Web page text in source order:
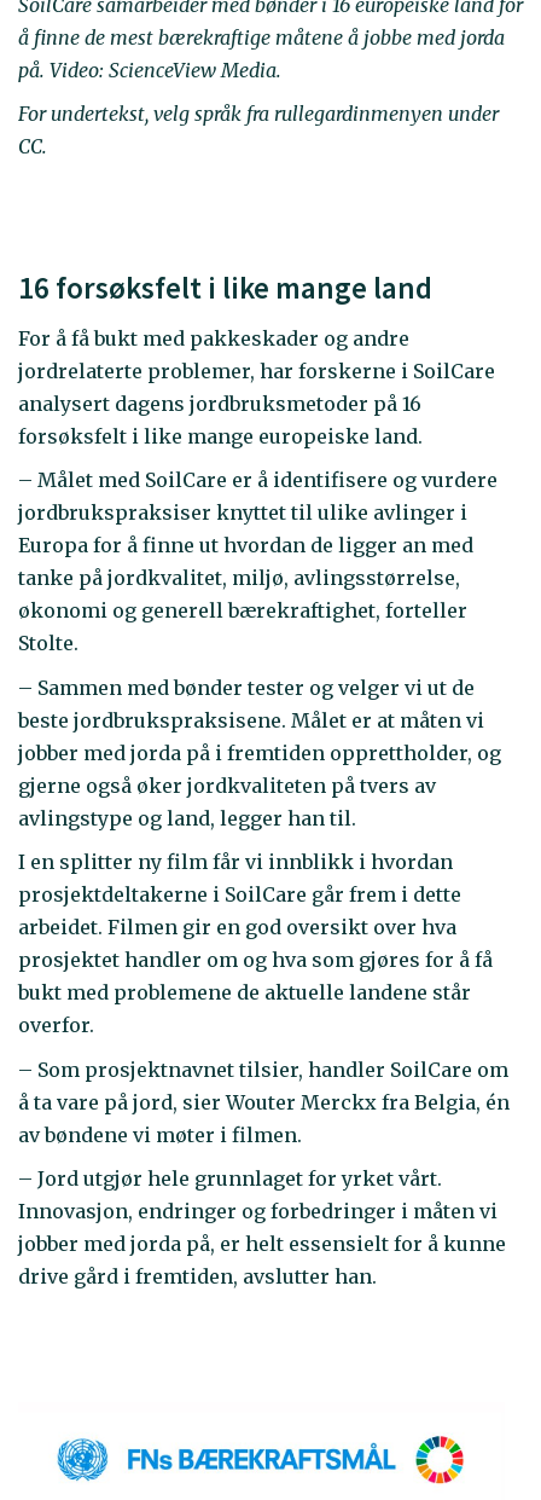
å finne de mest bærekraftige måtene å jobbe med jorda
på. Video: ScienceView Media.
For undertekst, velg språk fra rullegardinmenyen under
CC.
16 forsøksfelt i like mange land
For å få bukt med pakkeskader og andre
jordrelaterte problemer, har forskerne i SoilCare
analysert dagens jordbruksmetoder på 16
forsøksfelt i like mange europeiske land.
– Målet med SoilCare er å identifisere og vurdere
jordbrukspraksiser knyttet til ulike avlinger i
Europa for å finne ut hvordan de ligger an med
tanke på jordkvalitet, miljø, avlingsstørrelse,
økonomi og generell bærekraftighet, forteller
Stolte.
– Sammen med bønder tester og velger vi ut de
beste jordbrukspraksisene. Målet er at måten vi
jobber med jorda på i fremtiden opprettholder, og
gjerne også øker jordkvaliteten på tvers av
avlingstype og land, legger han til.
I en splitter ny film får vi innblikk i hvordan
prosjektdeltakerne i SoilCare går frem i dette
arbeidet. Filmen gir en god oversikt over hva
prosjektet handler om og hva som gjøres for å få
bukt med problemene de aktuelle landene står
overfor.
– Som prosjektnavnet tilsier, handler SoilCare om
å ta vare på jord, sier Wouter Merckx fra Belgia, én
av bøndene vi møter i filmen.
– Jord utgjør hele grunnlaget for yrket vårt.
Innovasjon, endringer og forbedringer i måten vi
jobber med jorda på, er helt essensielt for å kunne
drive gård i fremtiden, avslutter han.